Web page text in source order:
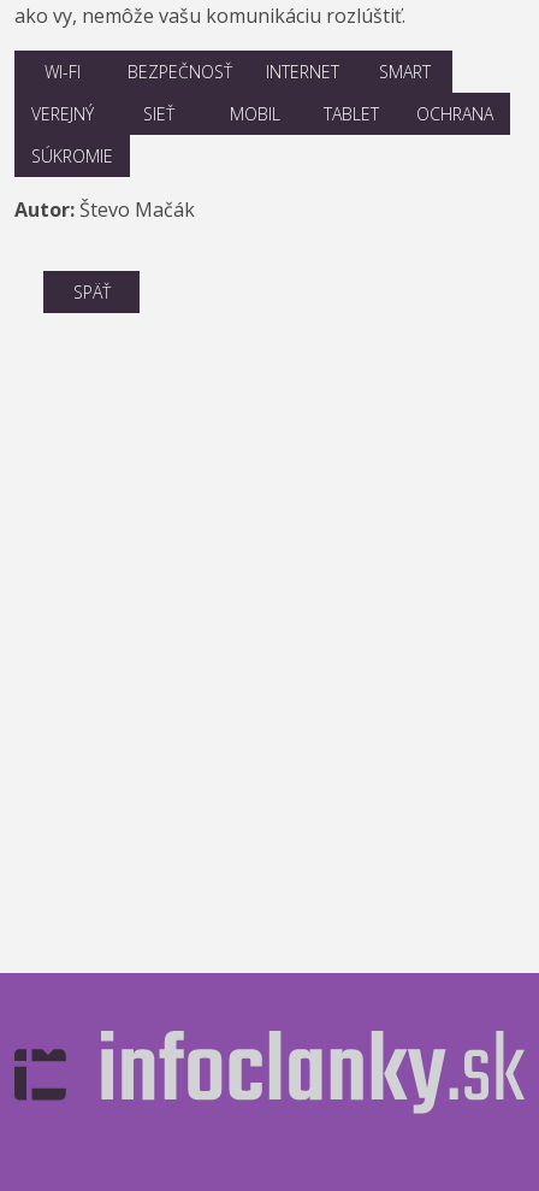
ako vy, nemôže vašu komunikáciu rozlúštiť.
WI-FI BEZPEČNOSŤ INTERNET
SMART
VEREJNÝ
SIEŤ MOBIL TABLET
OCHRANA
SÚKROMIE
Autor: Števo Mačák
SPÄŤ